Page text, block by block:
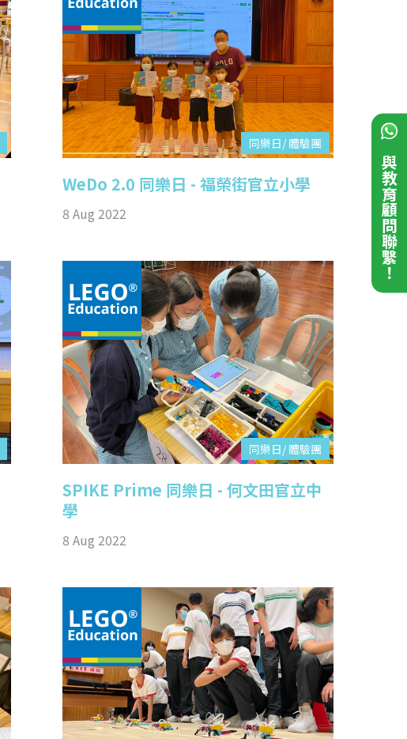
同樂日/ 體驗團
WeDo 2.0 同樂日 - 福榮街官立小學
8 Aug 2022
同樂日/ 體驗團
SPIKE Prime 同樂日 - 何文田官立中
學
8 Aug 2022
與教育顧問聯繫！